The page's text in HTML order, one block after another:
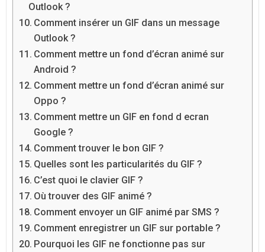
Outlook ?
Comment insérer un GIF dans un message
Outlook ?
Comment mettre un fond d’écran animé sur
Android ?
Comment mettre un fond d’écran animé sur
Oppo ?
Comment mettre un GIF en fond d ecran
Google ?
Comment trouver le bon GIF ?
Quelles sont les particularités du GIF ?
C’est quoi le clavier GIF ?
Où trouver des GIF animé ?
Comment envoyer un GIF animé par SMS ?
Comment enregistrer un GIF sur portable ?
Pourquoi les GIF ne fonctionne pas sur